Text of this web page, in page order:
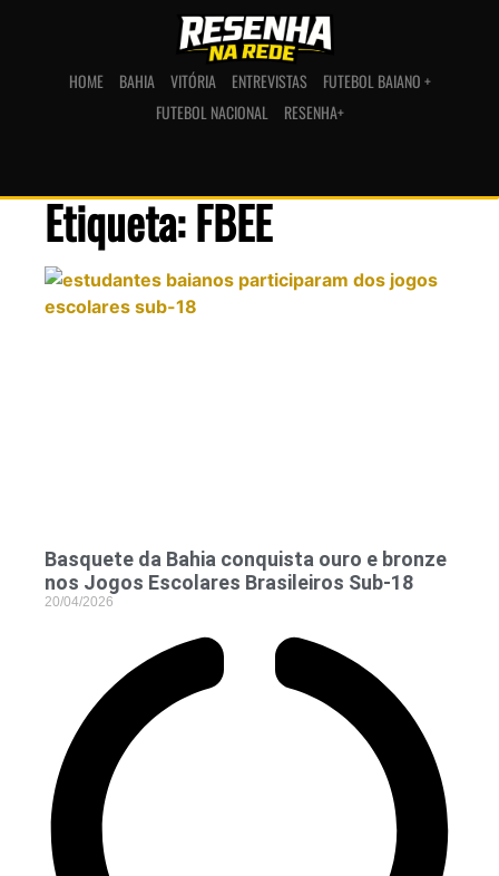
HOME BAHIA VITÓRIA ENTREVISTAS
FUTEBOL BAIANO +
FUTEBOL NACIONAL
RESENHA+
Etiqueta: FBEE
Basquete da Bahia conquista ouro e bronze
nos Jogos Escolares Brasileiros Sub-18
20/04/2026